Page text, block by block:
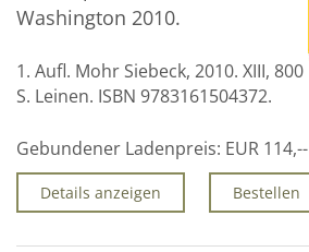
Washington 2010.
1. Aufl. Mohr Siebeck, 2010. XIII, 800
S. Leinen. ISBN 9783161504372.
Gebundener Ladenpreis: EUR 114,--
Details anzeigen Bestellen